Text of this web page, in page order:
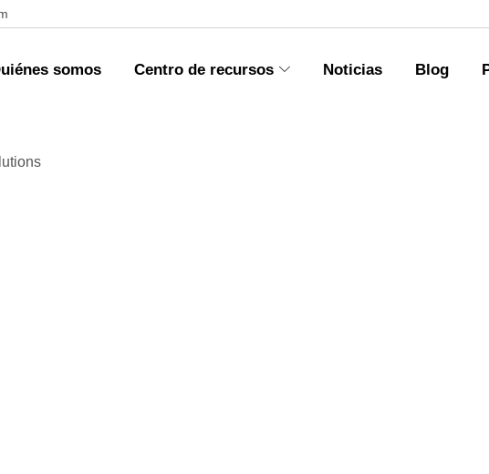
somos Centro de recursos Noticias Blog